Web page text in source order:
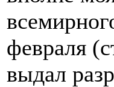
февраля
выдал